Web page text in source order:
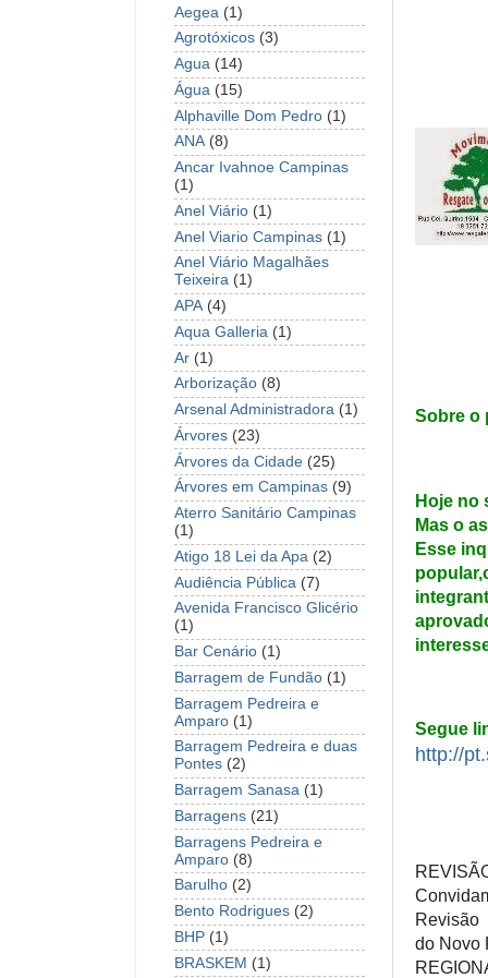
Sobre o
Hoje no
Mas o
Esse
Segue
http://
Revisão
do Novo
Aegea (1)
Agrotóxicos (3)
Agua (14)
Água (15)
Alphaville Dom Pedro (1)
ANA (8)
Ancar Ivahnoe Campinas
(1)
Anel Viário (1)
Anel Viario Campinas (1)
Anel Viário Magalhães
Teixeira (1)
APA (4)
Aqua Galleria (1)
Ar (1)
Arborização (8)
Arsenal Administradora (1)
Árvores (23)
Árvores da Cidade (25)
Árvores em Campinas (9)
Aterro Sanitário Campinas
(1)
Atigo 18 Lei da Apa (2)
Audiência Pública (7)
Avenida Francisco Glicério
(1)
Bar Cenário (1)
Barragem de Fundão (1)
Barragem Pedreira e
Amparo (1)
Barragem Pedreira e duas
Pontes (2)
Barragem Sanasa (1)
Barragens (21)
Barragens Pedreira e
Amparo (8)
Barulho (2)
Bento Rodrigues (2)
BHP (1)
BRASKEM (1)